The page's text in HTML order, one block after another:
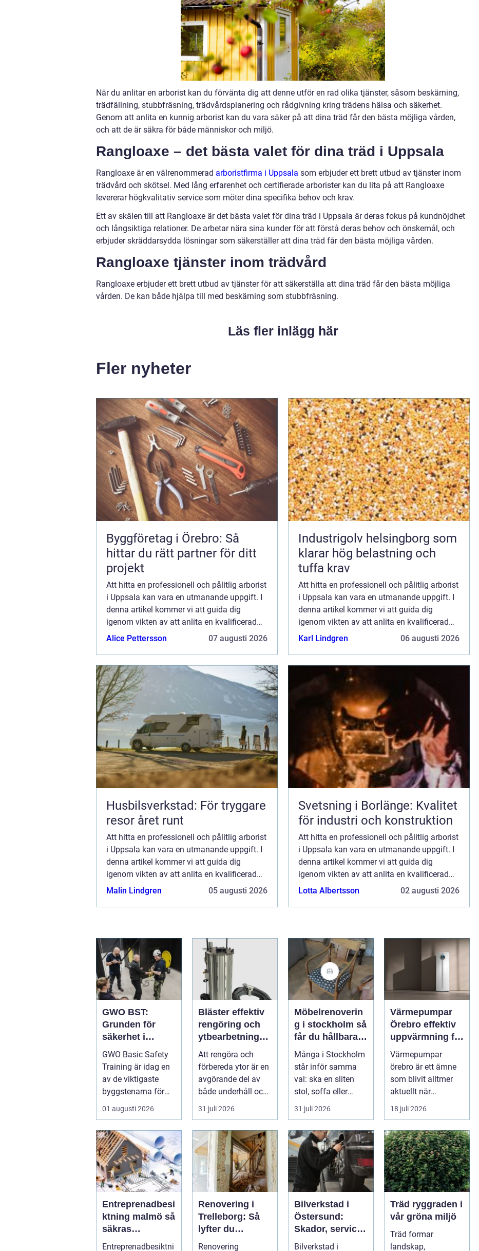
När du anlitar en arborist kan du förvänta dig att denne utför en rad olika tjänster, såsom beskärning,
trädfällning, stubbfräsning, trädvårdsplanering och rådgivning kring trädens hälsa och säkerhet.
Genom att anlita en kunnig arborist kan du vara säker på att dina träd får den bästa möjliga vården,
och att de är säkra för både människor och miljö.
Rangloaxe – det bästa valet för dina träd i Uppsala
Rangloaxe är en välrenommerad arboristfirma i Uppsala som erbjuder ett brett utbud av tjänster inom
trädvård och skötsel. Med lång erfarenhet och certifierade arborister kan du lita på att Rangloaxe
levererar högkvalitativ service som möter dina specifika behov och krav.
Ett av skälen till att Rangloaxe är det bästa valet för dina träd i Uppsala är deras fokus på kundnöjdhet
och långsiktiga relationer. De arbetar nära sina kunder för att förstå deras behov och önskemål, och
erbjuder skräddarsydda lösningar som säkerställer att dina träd får den bästa möjliga vården.
Rangloaxe tjänster inom trädvård
Rangloaxe erbjuder ett brett utbud av tjänster för att säkerställa att dina träd får den bästa möjliga
vården. De kan både hjälpa till med beskärning som stubbfräsning.
Läs fler inlägg här
Fler nyheter
Byggföretag i Örebro: Så
hittar du rätt partner för ditt
projekt
Att hitta en professionell och pålitlig arborist
i Uppsala kan vara en utmanande uppgift. I
denna artikel kommer vi att guida dig
igenom vikten av att anlita en kvalificerad
arborist, och varför Rangloaxe är det bästa
Alice Pettersson 07 augusti 2026
Industrigolv helsingborg som
klarar hög belastning och
tuffa krav
Att hitta en professionell och pålitlig arborist
i Uppsala kan vara en utmanande uppgift. I
denna artikel kommer vi att guida dig
igenom vikten av att anlita en kvalificerad
arborist, och varför Rangloaxe är det bästa
Karl Lindgren 06 augusti 2026
Husbilsverkstad: För tryggare
resor året runt
Att hitta en professionell och pålitlig arborist
i Uppsala kan vara en utmanande uppgift. I
denna artikel kommer vi att guida dig
igenom vikten av att anlita en kvalificerad
arborist, och varför Rangloaxe är det bästa
Malin Lindgren 05 augusti 2026
Svetsning i Borlänge: Kvalitet
för industri och konstruktion
Att hitta en professionell och pålitlig arborist
i Uppsala kan vara en utmanande uppgift. I
denna artikel kommer vi att guida dig
igenom vikten av att anlita en kvalificerad
arborist, och varför Rangloaxe är det bästa
Lotta Albertsson 02 augusti 2026
GWO BST:
Grunden för
säkerhet i
vindkraftsbrans
chen
GWO Basic Safety
Training är idag en
av de viktigaste
byggstenarna för
alla som vill arbet...
01 augusti 2026
Bläster effektiv
rengöring och
ytbearbetning
för proffs och
hantverkare
Att rengöra och
förbereda ytor är en
avgörande del av
både underhåll och
renovering. Färg,
rost, smu...
31 juli 2026
Möbelrenoverin
g i stockholm så
får du hållbara
och vackra
möbler
Många i Stockholm
står inför samma
val: ska en sliten
stol, soffa eller
fåtölj slängas,
säljas billi...
31 juli 2026
Värmepumpar
Örebro effektiv
uppvärmning för
hus och
fastigheter
Värmepumpar
örebro är ett ämne
som blivit alltmer
aktuellt när
energipriser stiger
och fler vill sän...
18 juli 2026
Entreprenadbesi
ktning malmö så
säkras
kvaliteten i
Entreprenadbesiktni
Renovering i
Trelleborg: Så
lyfter du
hemmet på ett
Renovering
Bilverkstad i
Östersund:
Skador, service
och smarta val
Bilverkstad i
Träd ryggraden i
vår gröna miljö
Träd formar
landskap,